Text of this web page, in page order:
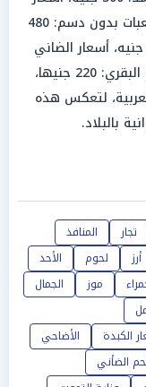
المكعبات بالدسم : 420 جنيهًا، أسعار المكعبات بدون دسم: 480
جنيها، أسعار الكتف الضاني المجمدة: 300 جنيه، أسعار الضاني
البرقي: 540 جنيهًا، أسعار الدهن الجملي و البقري: 220 جنيها،
مصر العربية، لتعكس هذه
بالبلاد.
تجار
المنافذ
أرز لحوم
الأحد
موز
الجمال
الكبدة
الأضاحي
الضأني